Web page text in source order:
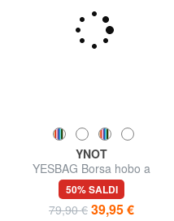
YNOT
YESBAG Borsa hobo a
tracolla
50% SALDI
79,90 € 39,95 €